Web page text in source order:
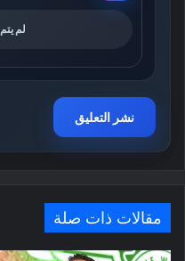
لم
مقالات ذات صلة